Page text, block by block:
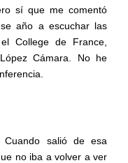
sí que me comentó
año a escuchar las
College de France,
Cámara. No he
salió de esa
no iba a volver a ver